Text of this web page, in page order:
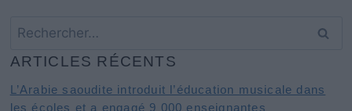
Rechercher :
ARTICLES RÉCENTS
L’Arabie saoudite introduit l’éducation musicale dans
les écoles et a engagé 9 000 enseignantes